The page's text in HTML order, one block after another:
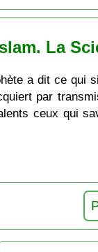
La
a dit ce
par
ceux qui